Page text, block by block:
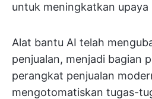
untuk meningkatkan upaya
Alat bantu AI telah
penjualan, menjadi bagian
perangkat penjualan
mengotomatiskan tugas-